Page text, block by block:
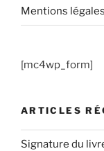
Mentions légales
[mc4wp_form]
ARTICLES
Signature du